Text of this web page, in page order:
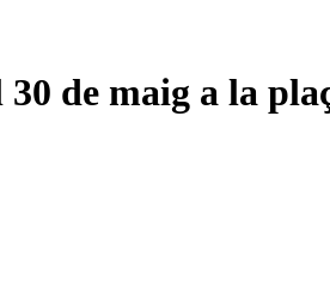
30 de maig a la